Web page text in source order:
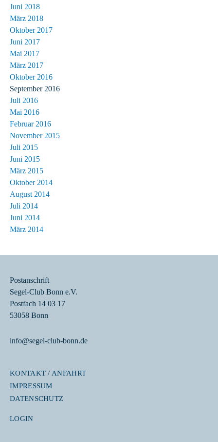
Juni 2018
März 2018
Oktober 2017
Juni 2017
Mai 2017
März 2017
Oktober 2016
September 2016
Juli 2016
Mai 2016
Februar 2016
November 2015
Juli 2015
Juni 2015
März 2015
Oktober 2014
August 2014
Juli 2014
Juni 2014
März 2014
Postanschrift
Segel-Club Bonn e.V.
Postfach 14 03 17
53058 Bonn
info@segel-club-bonn.de
KONTAKT / ANFAHRT
IMPRESSUM
DATENSCHUTZ
LOGIN